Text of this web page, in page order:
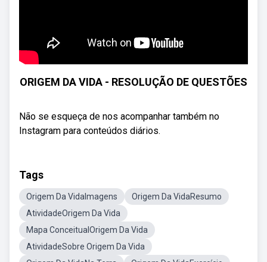
ORIGEM DA VIDA - RESOLUÇÃO DE QUESTÕES
Não se esqueça de nos acompanhar também no
Instagram para conteúdos diários.
Tags
Origem Da VidaImagens
Origem Da VidaResumo
AtividadeOrigem Da Vida
Mapa ConceitualOrigem Da Vida
AtividadeSobre Origem Da Vida